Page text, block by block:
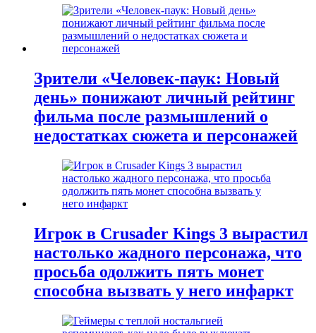
Зрители «Человек-паук: Новый
день» понижают личный рейтинг
фильма после размышлений о
недостатках сюжета и персонажей
Игрок в Crusader Kings 3 вырастил
настолько жадного персонажа, что
просьба одолжить пять монет
способна вызвать у него инфаркт